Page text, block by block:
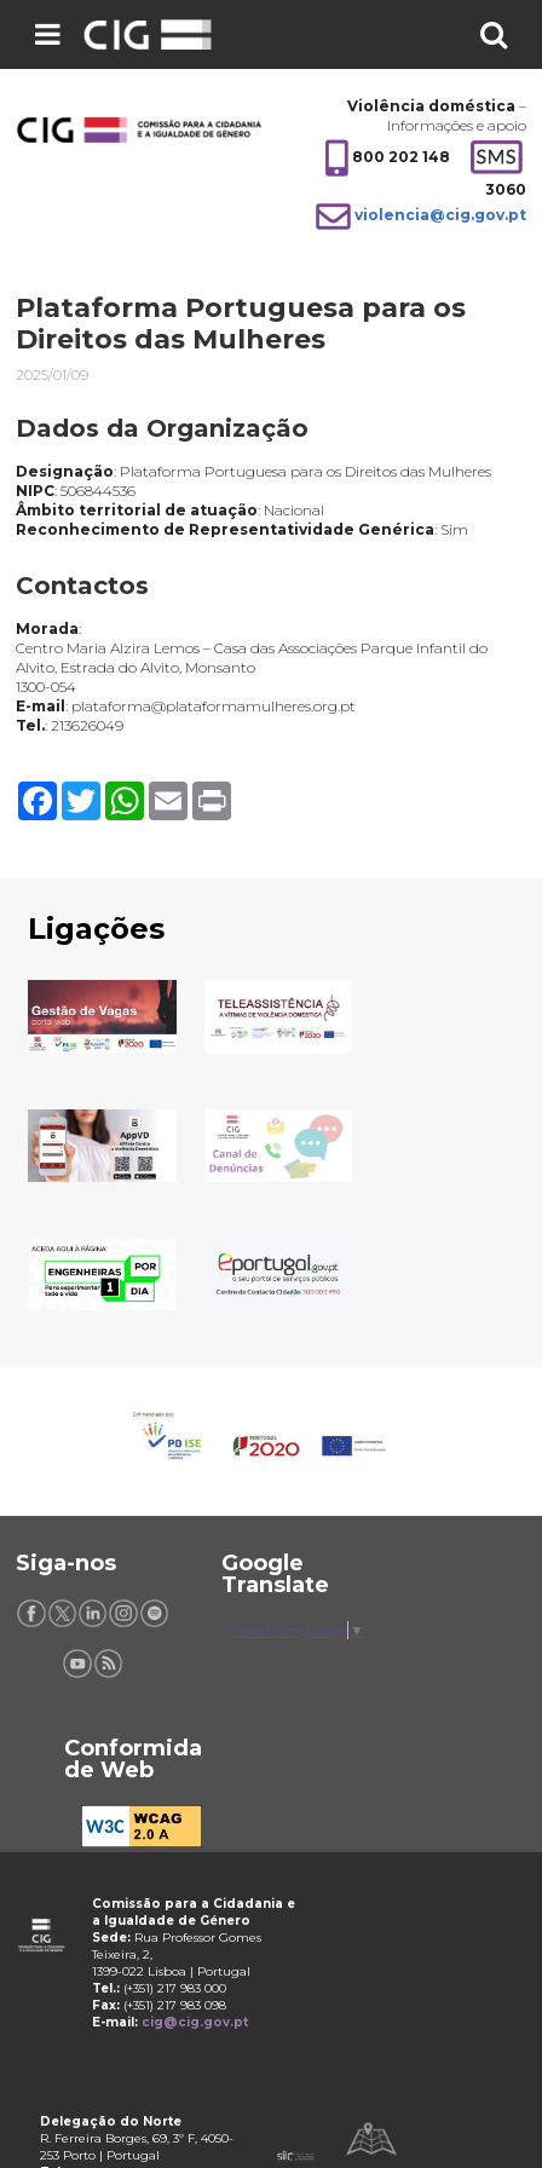
Violência doméstica –
Informações e apoio
800 202 148
3060
violencia@cig.gov.pt
Plataforma Portuguesa para os
Direitos das Mulheres
2025/01/09
Dados da Organização
Designação: Plataforma Portuguesa para os Direitos das Mulheres
NIPC: 506844536
Âmbito territorial de atuação: Nacional
Reconhecimento de Representatividade Genérica: Sim
Contactos
Morada:
Centro Maria Alzira Lemos – Casa das Associações Parque Infantil do
Alvito, Estrada do Alvito, Monsanto
1300-054
E-mail: plataforma@plataformamulheres.org.pt
Tel.: 213626049
FacebookTwitterWhatsApp
Email
Ligações
Siga-nos
Google
Translate
Select Language ▼
Conformida
de Web
Comissão para a Cidadania e
a Igualdade de Género
Sede: Rua Professor Gomes
Teixeira, 2,
1399-022 Lisboa | Portugal
Tel.: (+351) 217 983 000
Fax: (+351) 217 983 098
E-mail: cig@cig.gov.pt
Delegação do Norte
R. Ferreira Borges, 69, 3º F, 4050-
253 Porto | Portugal
Pesquisar